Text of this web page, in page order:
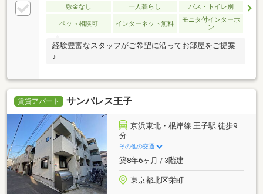
敷金なし 一人暮らし バス・トイレ別
ペット相談可 インターネット無料
モニタ付インターホ
ン
経験豊富なスタッフがご希望に沿ってお部屋をご提案
♪
賃貸アパート サンパレス王子
京浜東北・根岸線 王子駅 徒歩9
分
その他の交通
築8年6ヶ月 / 3階建
東京都北区栄町